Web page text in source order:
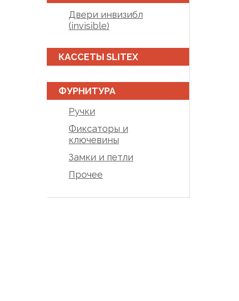
Двери инвизибл
(invisible)
КАССЕТЫ SLITEX
ФУРНИТУРА
Ручки
Фиксаторы и
ключевины
Замки и петли
Прочее